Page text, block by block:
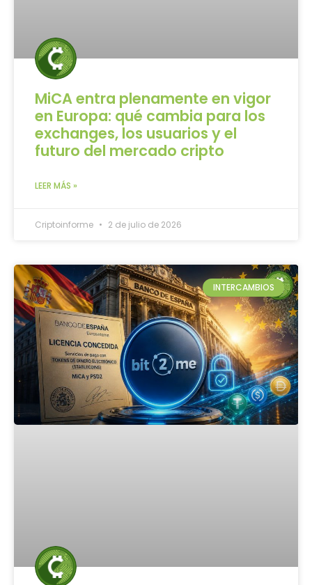
MiCA entra plenamente en vigor
en Europa: qué cambia para los
exchanges, los usuarios y el
futuro del mercado cripto
LEER MÁS »
Criptoinforme 2 de julio de 2026
INTERCAMBIOS